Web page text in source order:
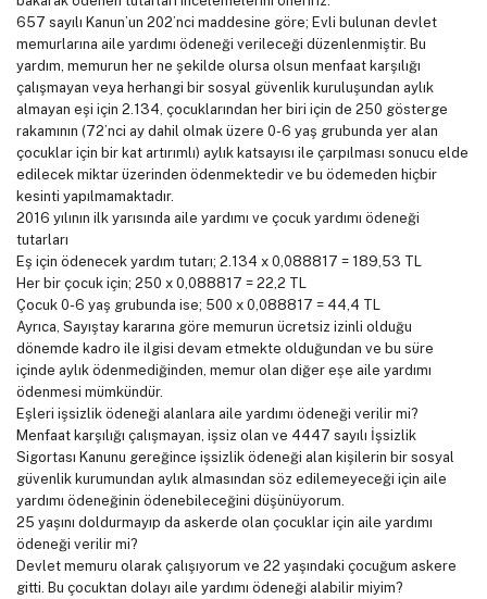
657 sayılı Kanun’un 202’nci maddesine göre; Evli bulunan devlet
memurlarına aile yardımı ödeneği verileceği düzenlenmiştir. Bu
yardım, memurun her ne şekilde olursa olsun menfaat karşılığı
çalışmayan veya herhangi bir sosyal güvenlik kuruluşundan aylık
almayan eşi için 2.134, çocuklarından her biri için de 250 gösterge
rakamının (72’nci ay dahil olmak üzere 0-6 yaş grubunda yer alan
çocuklar için bir kat artırımlı) aylık katsayısı ile çarpılması sonucu elde
edilecek miktar üzerinden ödenmektedir ve bu ödemeden hiçbir
kesinti yapılmamaktadır.
2016 yılının ilk yarısında aile yardımı ve çocuk yardımı ödeneği
tutarları
Eş için ödenecek yardım tutarı; 2.134 x 0,088817 = 189,53 TL
Her bir çocuk için; 250 x 0,088817 = 22,2 TL
Çocuk 0-6 yaş grubunda ise; 500 x 0,088817 = 44,4 TL
Ayrıca, Sayıştay kararına göre memurun ücretsiz izinli olduğu
dönemde kadro ile ilgisi devam etmekte olduğundan ve bu süre
içinde aylık ödenmediğinden, memur olan diğer eşe aile yardımı
ödenmesi mümkündür.
Eşleri işsizlik ödeneği alanlara aile yardımı ödeneği verilir mi?
Menfaat karşılığı çalışmayan, işsiz olan ve 4447 sayılı İşsizlik
Sigortası Kanunu gereğince işsizlik ödeneği alan kişilerin bir sosyal
güvenlik kurumundan aylık almasından söz edilemeyeceği için aile
yardımı ödeneğinin ödenebileceğini düşünüyorum.
25 yaşını doldurmayıp da askerde olan çocuklar için aile yardımı
ödeneği verilir mi?
Devlet memuru olarak çalışıyorum ve 22 yaşındaki çocuğum askere
gitti. Bu çocuktan dolayı aile yardımı ödeneği alabilir miyim?